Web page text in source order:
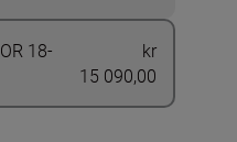
18-
kr
15 090,00